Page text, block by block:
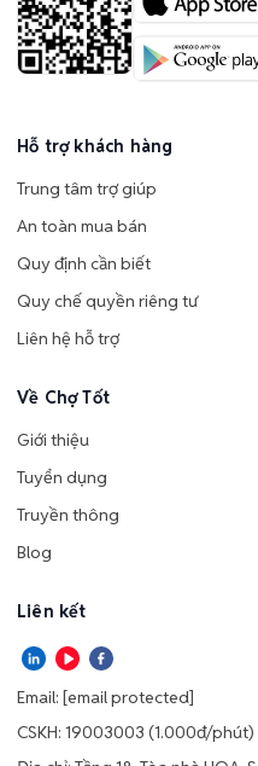
Hỗ trợ khách hàng
Trung tâm trợ giúp
An toàn mua bán
Quy định cần biết
Quy chế quyền riêng tư
Liên hệ hỗ trợ
Về Chợ Tốt
Giới thiệu
Tuyển dụng
Truyền thông
Blog
Liên kết
Email: [email protected]
CSKH: 19003003 (1.000đ/phút)